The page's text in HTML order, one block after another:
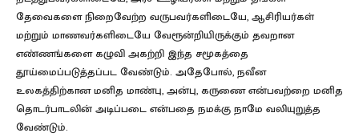
தேவைகளை நிறைவேற்ற வருபவர்களிடையே, ஆசிரியர்கள்
மற்றும் மாணவர்களிடையே வேரூன்றியிருக்கும் தவறான
எண்ணங்களை கழுவி அகற்றி இந்த சமூகத்தை
தூய்மைப்படுத்தப்பட வேண்டும். அதேபோல், நவீன
உலகத்திற்கான மனித மாண்பு, அன்பு, கருணை என்பவற்றை மனித
தொடர்பாடலின் அடிப்படை என்பதை நமக்கு நாமே வலியுறுத்த
வேண்டும்.